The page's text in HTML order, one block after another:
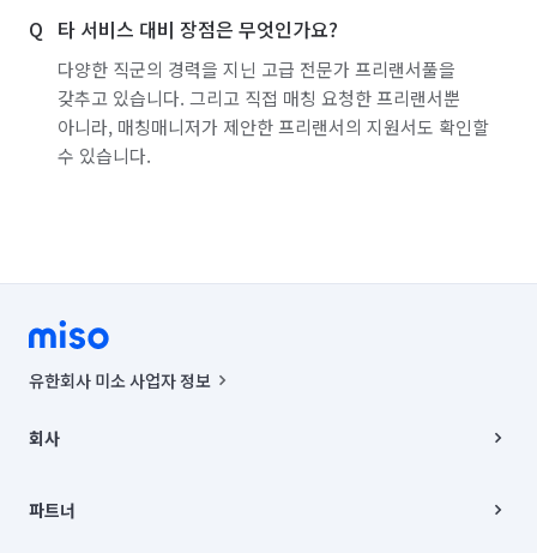
타 서비스 대비 장점은 무엇인가요?
다양한 직군의 경력을 지닌 고급 전문가 프리랜서풀을
갖추고 있습니다. 그리고 직접 매칭 요청한 프리랜서뿐
아니라, 매칭매니저가 제안한 프리랜서의 지원서도 확인할
수 있습니다.
유한회사 미소 사업자 정보
00019 |
주소 | 본사: 서울특별시 종로구 율곡로 6(중학동, 트윈트리빌딩) B동 5층
컨택센터 : 서울특별시 종로구 수송동 율곡로 24, 7층, 8층 미소
회사
채용
파트너